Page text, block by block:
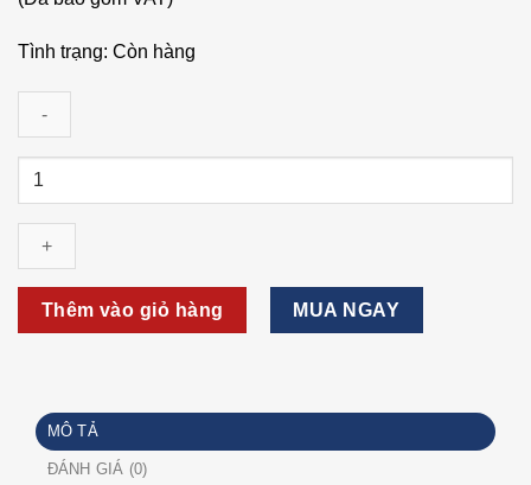
Tình trạng: Còn hàng
Bơm
khí
chìm
JF-
21
lượng
Thêm vào giỏ hàng MUA NGAY
MÔ TẢ
ĐÁNH GIÁ (0)